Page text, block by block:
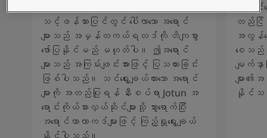
ကိုယ်စားလှယ်ဆိုင်ကိုရှာရန်
စာရွက်စာတမ်းထုတ်ကုန်
နည်းပညာဆိုင်ရာအချက်အလက်များ
Soulful Spaces - Jotun မှ နောက်ဆုံးထွက်ရှိထားသော အရောင်ချပ်အသစ်
သင့်ဖန်သားပြင်တွင် ပေါ်လာသော အရောင်
များသည် အမှန်တကယ်ရလဒ်ကို တိကျစွာ
ဖော်ပြနိုင်မည် မဟုတ်ပါ။ ဤအရောင်
များသည် အကြမ်းဖျင်းအားဖြင့် ပြသထားခြင်း
ဖြစ်ပါသည်။ သင်ရွေးချယ်ထားသော အရောင်
များကို အတည်ပြုရန် နီးစပ်ရာ Jotun အ
ရောင်းကိုယ်စားလှယ်ဆိုင်များသို့ သွားရောက်ပြီး
အရောင်ကာလာကဒ်များဖြင့် ကြည့်ရှုရွေးချယ်
အလင်း
တည်ငြိ
အလွန်က
စေသည်
မျက်နှ
များ
နိုင်သ